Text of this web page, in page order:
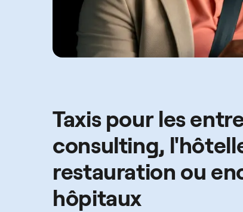
Taxis pour les
consulting,
restauration ou
hôpitaux